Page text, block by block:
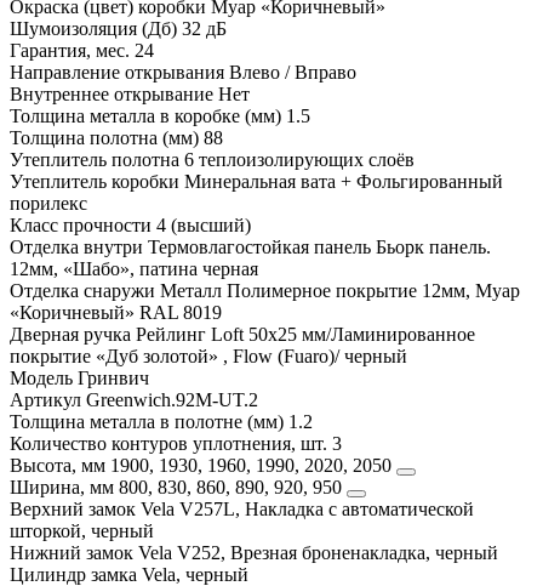
Окраска (цвет) коробки Муар «Коричневый»
Шумоизоляция (Дб) 32 дБ
Гарантия, мес. 24
Направление открывания Влево / Вправо
Внутреннее открывание Нет
Толщина металла в коробке (мм) 1.5
Толщина полотна (мм) 88
Утеплитель полотна 6 теплоизолирующих слоёв
Утеплитель коробки Минеральная вата + Фольгированный
порилекс
Класс прочности 4 (высший)
Отделка внутри Термовлагостойкая панель Бьорк панель.
12мм, «Шабо», патина черная
Отделка снаружи Металл Полимерное покрытие 12мм, Муар
«Коричневый» RAL 8019
Дверная ручка Рейлинг Loft 50х25 мм/Ламинированное
покрытие «Дуб золотой» , Flow (Fuaro)/ черный
Модель Гринвич
Артикул Greenwich.92M-UT.2
Толщина металла в полотне (мм) 1.2
Количество контуров уплотнения, шт. 3
Высота, мм 1900, 1930, 1960, 1990, 2020, 2050
Ширина, мм 800, 830, 860, 890, 920, 950
Верхний замок Vela V257L, Накладка с автоматической
шторкой, черный
Нижний замок Vela V252, Врезная броненакладка, черный
Цилиндр замка Vela, черный